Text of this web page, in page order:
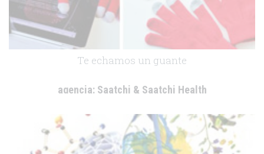
Te echamos un guante
agencia:Saatchi & Saatchi Health